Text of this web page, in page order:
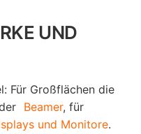
UND
Für Großflächen die
Beamer, für
und Monitore.